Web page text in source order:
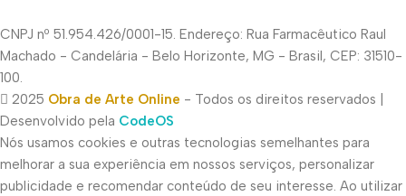
CNPJ nº 51.954.426/0001-15. Endereço: Rua Farmacêutico Raul
Machado - Candelária - Belo Horizonte, MG - Brasil, CEP: 31510-
100.
2025 Obra de Arte Online - Todos os direitos reservados |
Desenvolvido pela CodeOS
Nós usamos cookies e outras tecnologias semelhantes para
melhorar a sua experiência em nossos serviços, personalizar
publicidade e recomendar conteúdo de seu interesse. Ao utilizar